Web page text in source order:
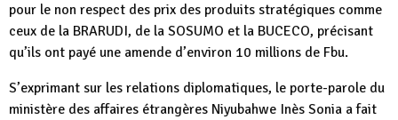
pour le non respect des prix des produits stratégiques comme
ceux de la BRARUDI, de la SOSUMO et la BUCECO, précisant
qu’ils ont payé une amende d’environ 10 millions de Fbu.
S’exprimant sur les relations diplomatiques, le porte-parole du
ministère des affaires étrangères Niyubahwe Inès Sonia a fait